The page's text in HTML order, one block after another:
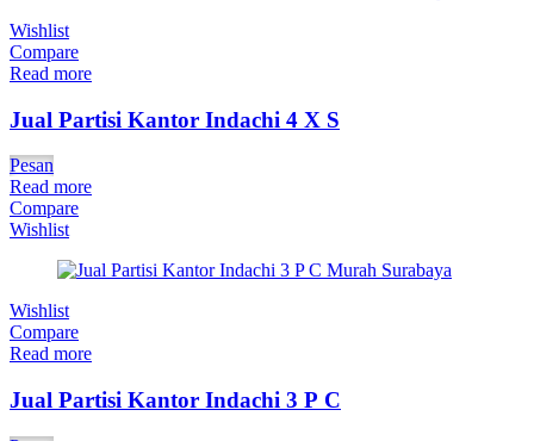
Wishlist
Compare
Read more
Jual Partisi Kantor Indachi 4 X S
Pesan
Read more
Compare
Wishlist
Wishlist
Compare
Read more
Jual Partisi Kantor Indachi 3 P C